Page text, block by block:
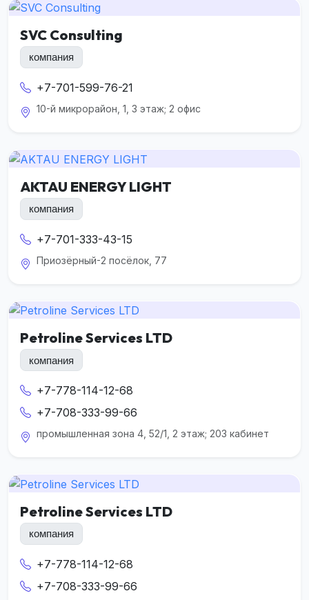
SVC Consulting
компания
+7-701-599-76-21
10-й микрорайон, 1, 3 этаж; 2 офис
AKTAU ENERGY LIGHT
компания
+7-701-333-43-15
Приозёрный-2 посёлок, 77
Petroline Services LTD
компания
+7-778-114-12-68
+7-708-333-99-66
промышленная зона 4, 52/1, 2 этаж; 203 кабинет
Petroline Services LTD
компания
+7-778-114-12-68
+7-708-333-99-66